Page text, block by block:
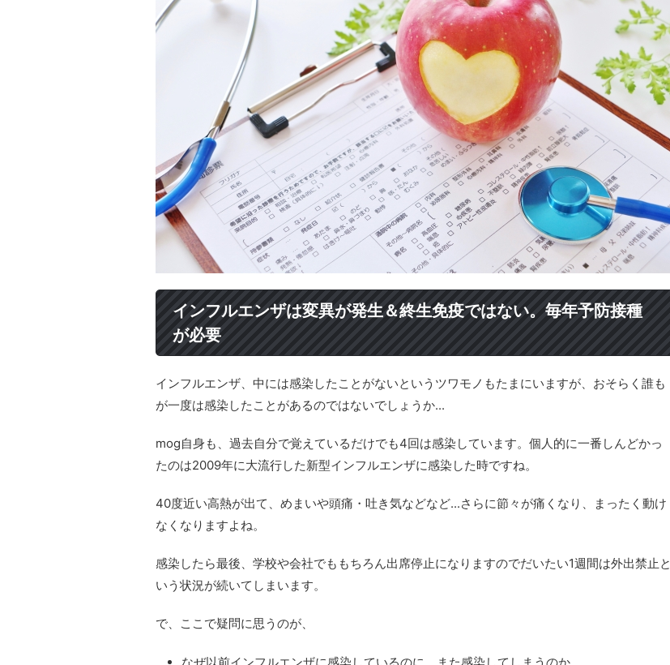
インフルエンザは変異が発生＆終生免疫ではない。毎年予防接種
が必要
インフルエンザ、中には感染したことがないというツワモノもたまにいますが、おそらく誰も
が一度は感染したことがあるのではないでしょうか...
mog自身も、過去自分で覚えているだけでも4回は感染しています。個人的に一番しんどかっ
たのは2009年に大流行した新型インフルエンザに感染した時ですね。
40度近い高熱が出て、めまいや頭痛・吐き気などなど...さらに節々が痛くなり、まったく動け
なくなりますよね。
感染したら最後、学校や会社でももちろん出席停止になりますのでだいたい1週間は外出禁止と
いう状況が続いてしまいます。
で、ここで疑問に思うのが、